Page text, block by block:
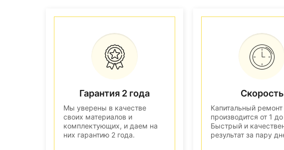
Гарантия 2 года
Мы уверены в качестве
своих материалов и
комплектующих, и даем на
них гарантию 2 года.
Скорость
Капитальный
производится от 1
Быстрый и
результат за пару